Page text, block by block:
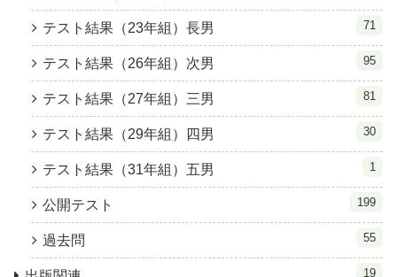
テスト結果（23年組）長男 71
テスト結果（26年組）次男 95
テスト結果（27年組）三男 81
テスト結果（29年組）四男 30
テスト結果（31年組）五男 1
公開テスト 199
過去問 55
19